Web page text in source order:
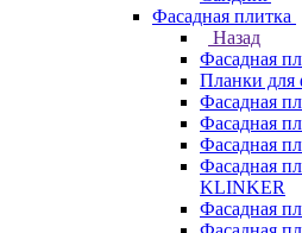
Фасадная плитка
Назад
Фасадная
Планки для
Фасадная
Фасадная
Фасадная
Фасадная
KLINKER
Фасадная